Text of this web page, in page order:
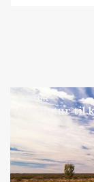
KULTUR
Studietur til